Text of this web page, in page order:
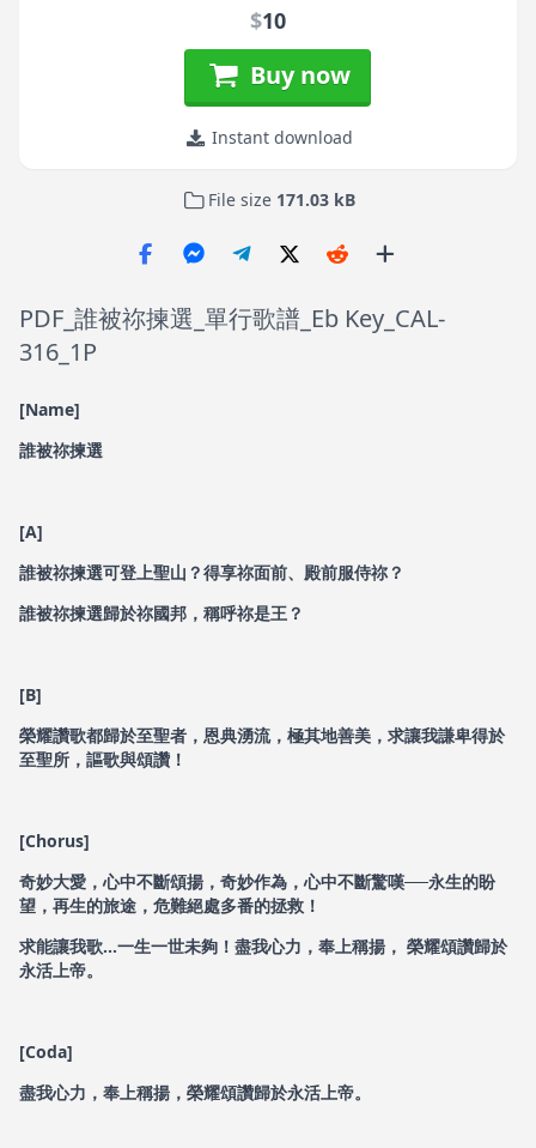
$10
Buy now
Instant download
File size 171.03 kB
PDF_誰被祢揀選_單行歌譜_Eb Key_CAL-
316_1P
[Name]
誰被祢揀選
[A]
誰被祢揀選可登上聖山？得享祢面前、殿前服侍祢？
誰被祢揀選歸於祢國邦，稱呼祢是王？
[B]
榮耀讚歌都歸於至聖者，恩典湧流，極其地善美，求讓我謙卑得於
至聖所，謳歌與頌讚！
[Chorus]
奇妙大愛，心中不斷頌揚，奇妙作為，心中不斷驚嘆──永生的盼
望，再生的旅途，危難絕處多番的拯救！
求能讓我歌...一生一世未夠！盡我心力，奉上稱揚， 榮耀頌讚歸於
永活上帝。
[Coda]
盡我心力，奉上稱揚，榮耀頌讚歸於永活上帝。